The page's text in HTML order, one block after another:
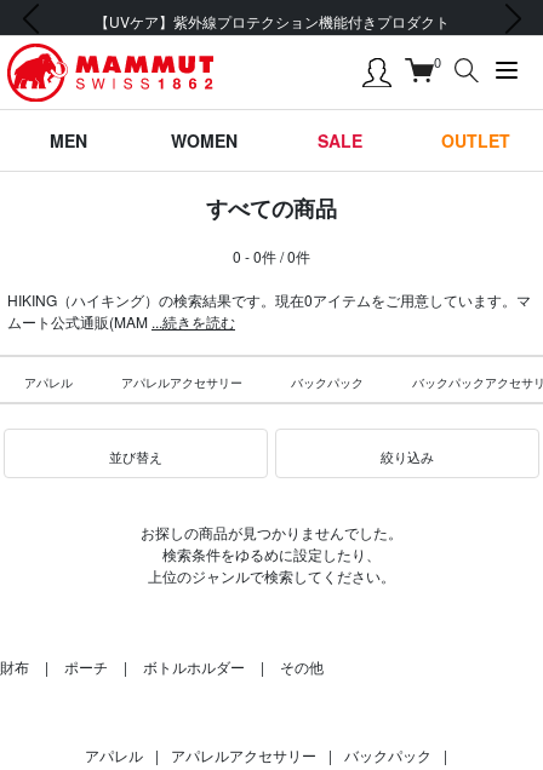
【UVケア】紫外線プロテクション機能付きプロダクト
前の画像 次の画像
0
MEN WOMEN SALE OUTLET
すべての商品
0 - 0件 / 0件
HIKING（ハイキング）の検索結果です。現在0アイテムをご用意しています。マ
ムート公式通販(MAM ...続きを読む
アパレル アパレルアクセサリー バックパック バックパックアクセサ
並び替え 絞り込み
お探しの商品が見つかりませんでした。
検索条件をゆるめに設定したり、
上位のジャンルで検索してください。
財布 ポーチ ボトルホルダー その他
アパレル | アパレルアクセサリー | バックパック
|